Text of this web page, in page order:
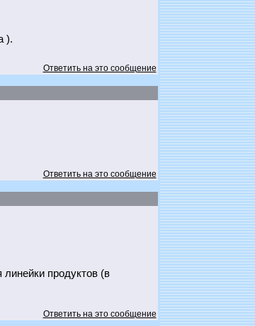
).
Ответить на это сообщение
Ответить на это сообщение
продуктов (в
Ответить на это сообщение